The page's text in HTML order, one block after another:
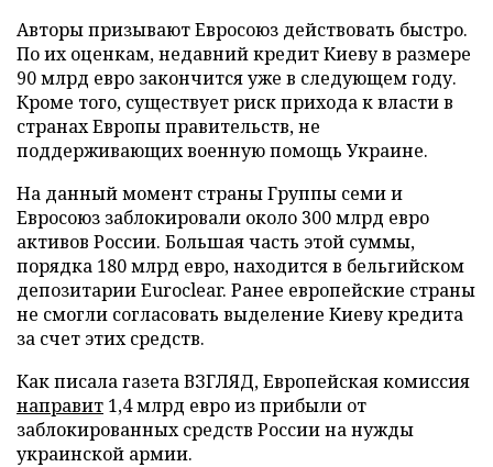
Авторы призывают Евросоюз действовать быстро.
По их оценкам, недавний кредит Киеву в размере
90 млрд евро закончится уже в следующем году.
Кроме того, существует риск прихода к власти в
странах Европы правительств, не
поддерживающих военную помощь Украине.
На данный момент страны Группы семи и
Евросоюз заблокировали около 300 млрд евро
активов России. Большая часть этой суммы,
порядка 180 млрд евро, находится в бельгийском
депозитарии Euroclear. Ранее европейские страны
не смогли согласовать выделение Киеву кредита
за счет этих средств.
Как писала газета ВЗГЛЯД, Европейская комиссия
направит 1,4 млрд евро из прибыли от
заблокированных средств России на нужды
украинской армии.